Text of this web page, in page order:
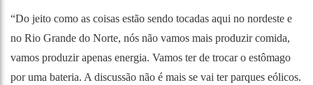
“Do jeito como as coisas estão sendo tocadas aqui no nordeste e
no Rio Grande do Norte, nós não vamos mais produzir comida,
vamos produzir apenas energia. Vamos ter de trocar o estômago
por uma bateria. A discussão não é mais se vai ter parques eólicos.